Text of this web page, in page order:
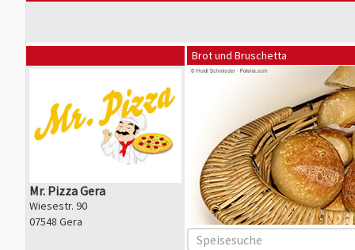
Mr. Pizza Gera
Wiesestr. 90
07548 Gera
Brot und Bruschetta